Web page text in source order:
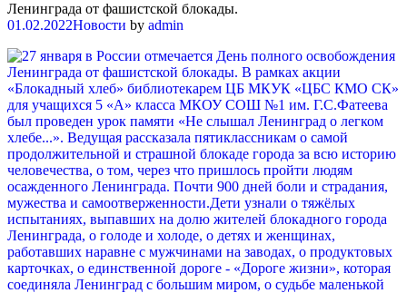
Ленинграда от фашистской блокады.
01.02.2022Новости by admin